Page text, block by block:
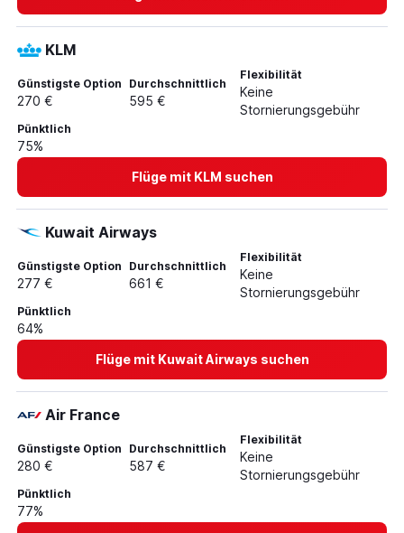
Flüge von Frankfurt Hahn nach Singapur
Flüge von Frankfurt am Main nach Baku
Flüge von Frankfurt am Main nach Subang
Flüge von Frankfurt am Main nach Krabi
KLM
Günstigste Option
270 €
Durchschnittlich
595 €
Flexibilität
Keine
Stornierungsgebühr
Pünktlich
75%
Flüge mit KLM suchen
Kuwait Airways
Günstigste Option
277 €
Durchschnittlich
661 €
Flexibilität
Keine
Stornierungsgebühr
Pünktlich
64%
Flüge mit Kuwait Airways suchen
Air France
Günstigste Option
280 €
Durchschnittlich
587 €
Flexibilität
Keine
Stornierungsgebühr
Pünktlich
77%